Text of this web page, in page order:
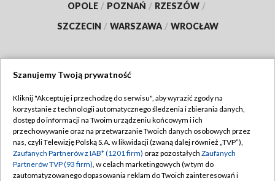
OPOLE / POZNAŃ / RZESZÓW /
SZCZECIN / WARSZAWA / WROCŁAW
TVP
Abonament TVP
Emisja w TVP
Centrum informacji TVP
Regulamin TVP
Polityka prywatności
Moje zgody
Szanujemy Twoją prywatność
Kliknij "Akceptuję i przechodzę do serwisu", aby wyrazić zgody na
korzystanie z technologii automatycznego śledzenia i zbierania danych,
dostęp do informacji na Twoim urządzeniu końcowym i ich
przechowywanie oraz na przetwarzanie Twoich danych osobowych przez
nas, czyli Telewizję Polską S.A. w likwidacji (zwaną dalej również „TVP”),
Zaufanych Partnerów z IAB* (1201 firm) oraz pozostałych Zaufanych
Partnerów TVP (93 firm), w celach marketingowych (w tym do
zautomatyzowanego dopasowania reklam do Twoich zainteresowań i